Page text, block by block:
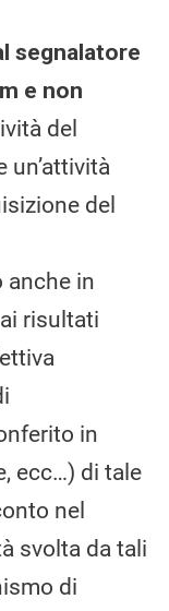
segnalatore
e non
del
un’attività
del
anche in
risultati
in
ecc…) di tale
nel
svolta da tali
di